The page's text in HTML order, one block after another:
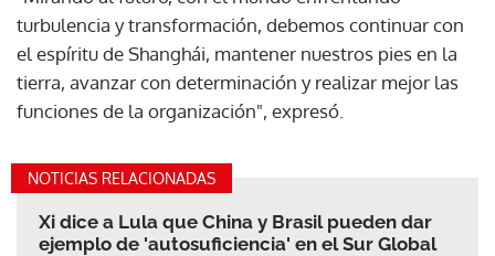
turbulencia y transformación, debemos continuar con
el espíritu de Shanghái, mantener nuestros pies en la
tierra, avanzar con determinación y realizar mejor las
funciones de la organización", expresó.
NOTICIAS RELACIONADAS
Xi dice a Lula que China y Brasil pueden dar
ejemplo de 'autosuficiencia' en el Sur Global